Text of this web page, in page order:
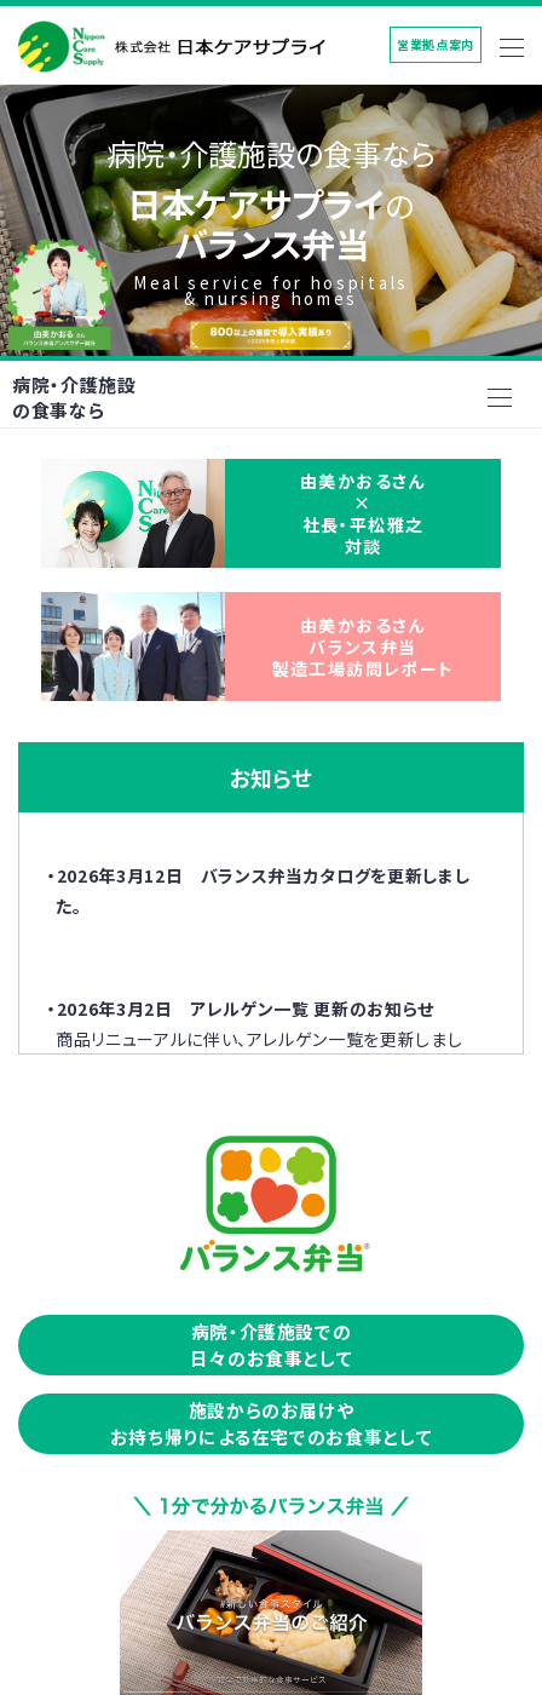
営業拠点案内
病院・介護施設の食事なら
日本ケアサプライの
バランス弁当
Meal service for hospitals
& nursing homes
病院・介護施設
の食事なら
由美かおるさん
×
社長・平松雅之
対談
由美かおるさん
バランス弁当
製造工場訪問レポート
お知らせ
・2026年3月12日 バランス弁当カタログを更新しまし
た。
・2026年3月2日 アレルゲン一覧 更新のお知らせ
商品リニューアルに伴い、アレルゲン一覧を更新しまし
・2026年2月13日 アレルゲン一覧 更新のお知らせ
一部商品にアレルゲンの変更がございますので、アレルゲ
ン一覧を更新しました。
・2025年10月2日 アレルゲン一覧 更新のお知らせ
商品リニューアルに伴い、アレルゲン一覧を更新しまし
た。
・2025年9月9日 バランス弁当カタログを更新しました
・2025年8月20日 アレルゲン一覧 更新のお知らせ
商品リニューアルに伴い、アレルゲン一覧を更新しまし
病院・介護施設での
日々のお食事として
施設からのお届けや
お持ち帰りによる在宅でのお食事として